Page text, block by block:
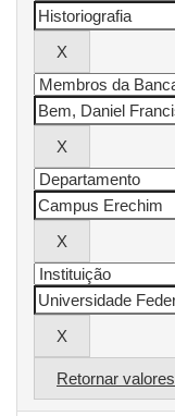
Retornar valores